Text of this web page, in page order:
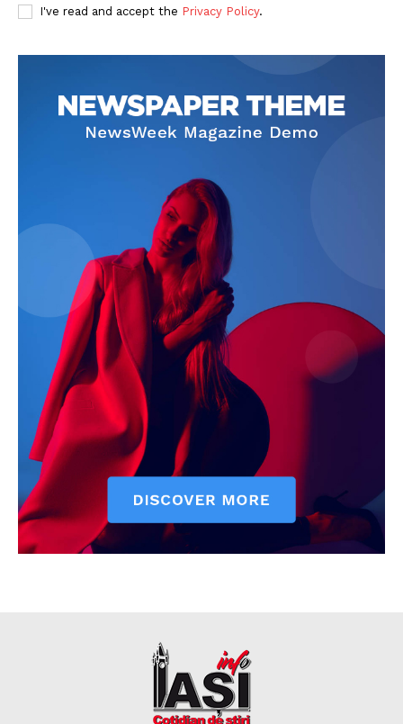
I've read and accept the Privacy Policy.